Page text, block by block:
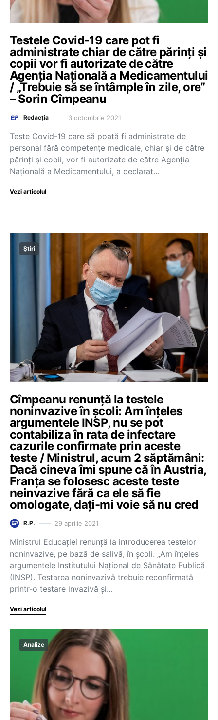
Testele Covid-19 care pot fi
administrate chiar de către părinți și
copii vor fi autorizate de către
Agenția Națională a Medicamentului
/ „Trebuie să se întâmple în zile, ore”
– Sorin Cîmpeanu
Redacția 3 octombrie 2021
Teste Covid-19 care să poată fi administrate de
personal fără competențe medicale, chiar și de către
părinți și copii, vor fi autorizate de către Agenția
Națională a Medicamentului, a declarat…
Vezi articolul
Știri
Cîmpeanu renunță la testele
noninvazive în școli: Am înțeles
argumentele INSP, nu se pot
contabiliza în rata de infectare
cazurile confirmate prin aceste
teste / Ministrul, acum 2 săptămâni:
Dacă cineva îmi spune că în Austria,
Franța se folosesc aceste teste
neinvazive fără ca ele să fie
omologate, dați-mi voie să nu cred
R.P. 29 aprilie 2021
Ministrul Educației renunță la introducerea testelor
noninvazive, pe bază de salivă, în școli. „Am înțeles
argumentele Institutului Național de Sănătate Publică
(INSP). Testarea noninvazivă trebuie reconfirmată
printr-o testare invazivă și…
Vezi articolul
Analize